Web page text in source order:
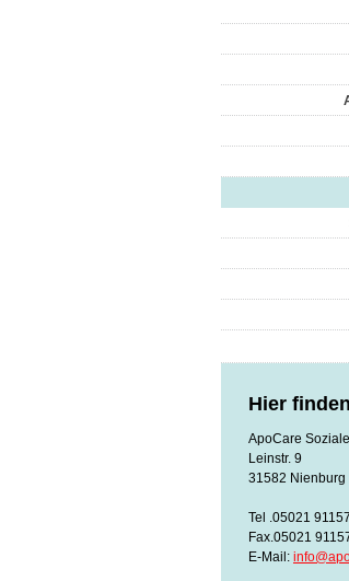
Hier
ApoCare
Leinstr. 9
31582 Nienburg
Tel .05021
Fax.05021
E-Mail: